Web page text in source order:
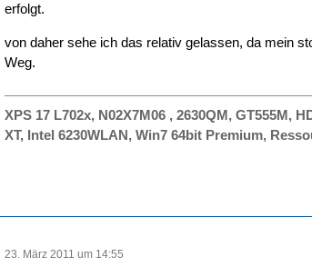
erfolgt.
von daher sehe ich das relativ gelassen, da mein
Weg.
XPS 17 L702x, N02X7M06 , 2630QM, GT555M,
XT, Intel 6230WLAN, Win7 64bit Premium,
23. März 2011 um 14:55